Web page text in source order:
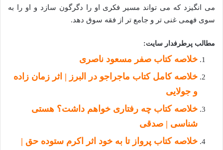
می انگیزد که می تواند مسیر فکری او را دگرگون سازد و او را به
سوی فهمی غنی تر و جامع تر از فقه سوق دهد.
مطالب پرطرفدار سایت:
خلاصه کتاب صفر مسعود ناصری
خلاصه کامل کتاب ماجراجو در البرز | اثر زمان زاده
و جولایی
خلاصه کتاب چه رفتاری خواهم داشت؟ هستی
شناسی | صدقی
خلاصه کتاب پرواز تا به خود اثر اکرم ستوده حق |